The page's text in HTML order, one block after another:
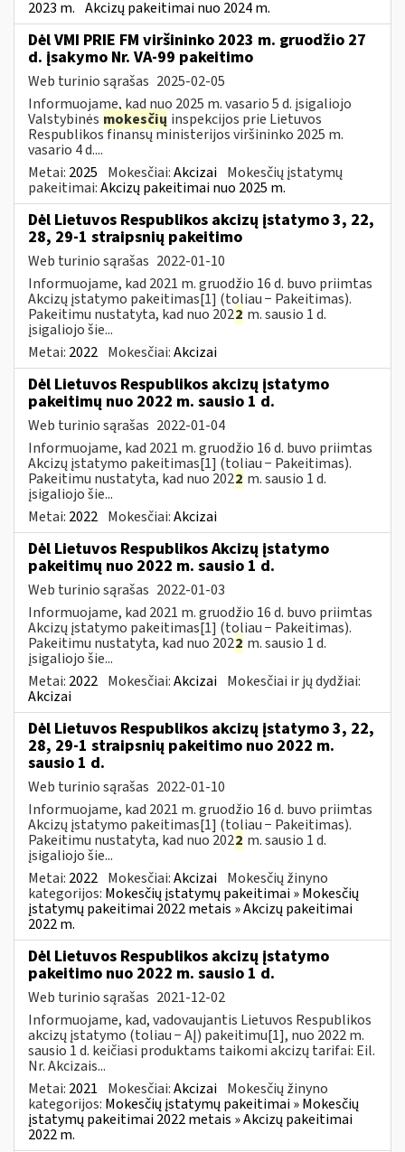
2023 m. Akcizų pakeitimai nuo 2024 m.
Dėl VMI PRIE FM viršininko 2023 m. gruodžio 27
d. įsakymo Nr. VA-99 pakeitimo
Web turinio sąrašas 2025-02-05
Informuojame, kad nuo 2025 m. vasario 5 d. įsigaliojo
Valstybinės mokesčių inspekcijos prie Lietuvos
Respublikos finansų ministerijos viršininko 2025 m.
vasario 4 d....
Metai: 2025 Mokesčiai:Akcizai Mokesčių įstatymų
pakeitimai:Akcizų pakeitimai nuo 2025 m.
Dėl Lietuvos Respublikos akcizų įstatymo 3, 22,
28, 29-1 straipsnių pakeitimo
Web turinio sąrašas 2022-01-10
Informuojame, kad 2021 m. gruodžio 16 d. buvo priimtas
Akcizų įstatymo pakeitimas[1] (toliau − Pakeitimas).
Pakeitimu nustatyta, kad nuo 2022 m. sausio 1 d.
įsigaliojo šie...
Metai: 2022 Mokesčiai:Akcizai
Dėl Lietuvos Respublikos akcizų įstatymo
pakeitimų nuo 2022 m. sausio 1 d.
Web turinio sąrašas 2022-01-04
Informuojame, kad 2021 m. gruodžio 16 d. buvo priimtas
Akcizų įstatymo pakeitimas[1] (toliau − Pakeitimas).
Pakeitimu nustatyta, kad nuo 2022 m. sausio 1 d.
įsigaliojo šie...
Metai: 2022 Mokesčiai:Akcizai
Dėl Lietuvos Respublikos Akcizų įstatymo
pakeitimų nuo 2022 m. sausio 1 d.
Web turinio sąrašas 2022-01-03
Informuojame, kad 2021 m. gruodžio 16 d. buvo priimtas
Akcizų įstatymo pakeitimas[1] (toliau − Pakeitimas).
Pakeitimu nustatyta, kad nuo 2022 m. sausio 1 d.
įsigaliojo šie...
Metai: 2022 Mokesčiai:Akcizai Mokesčiai ir jų dydžiai:
Akcizai
Dėl Lietuvos Respublikos akcizų įstatymo 3, 22,
28, 29-1 straipsnių pakeitimo nuo 2022 m.
sausio 1 d.
Web turinio sąrašas 2022-01-10
Informuojame, kad 2021 m. gruodžio 16 d. buvo priimtas
Akcizų įstatymo pakeitimas[1] (toliau − Pakeitimas).
Pakeitimu nustatyta, kad nuo 2022 m. sausio 1 d.
įsigaliojo šie...
Metai: 2022 Mokesčiai:Akcizai Mokesčių žinyno
kategorijos: Mokesčių įstatymų pakeitimai » Mokesčių
įstatymų pakeitimai 2022 metais » Akcizų pakeitimai
2022 m.
Dėl Lietuvos Respublikos akcizų įstatymo
pakeitimo nuo 2022 m. sausio 1 d.
Web turinio sąrašas 2021-12-02
Informuojame, kad, vadovaujantis Lietuvos Respublikos
akcizų įstatymo (toliau − AĮ) pakeitimu[1], nuo 2022 m.
sausio 1 d. keičiasi produktams taikomi akcizų tarifai: Eil.
Nr. Akcizais...
Metai: 2021 Mokesčiai:Akcizai Mokesčių žinyno
kategorijos: Mokesčių įstatymų pakeitimai » Mokesčių
įstatymų pakeitimai 2022 metais » Akcizų pakeitimai
2022 m.